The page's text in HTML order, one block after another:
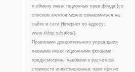
и обмену инвестиционных паев фонда (со
списком агентов можно ознакомиться на
сайте в сети Интернет по адресу:
www.tkbip.ru/sales/).
Правилами доверительного управления
паевыми инвестиционными фондами
предусмотрены надбавки к расчетной
стоимости инвестиционных паев при их